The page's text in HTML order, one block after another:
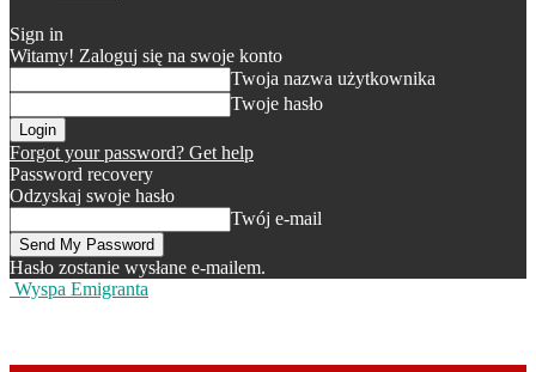
Sign in
Witamy! Zaloguj się na swoje konto
Twoja nazwa użytkownika
Twoje hasło
Forgot your password? Get help
Password recovery
Odzyskaj swoje hasło
Twój e-mail
Hasło zostanie wysłane e-mailem.
Wyspa Emigranta